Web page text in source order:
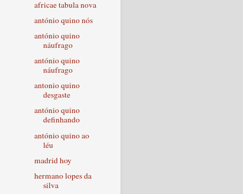
africae tabula nova
antónio quino nós
antónio quino
náufrago
antónio quino
náufrago
antonio quino
desgaste
antónio quino
definhando
antónio quino ao
léu
madrid hoy
hermano lopes da
silva